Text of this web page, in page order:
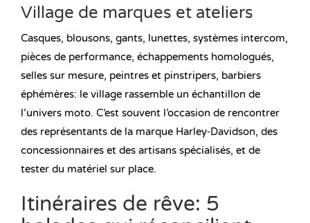
Village de marques et ateliers
Casques, blousons, gants, lunettes, systèmes intercom,
pièces de performance, échappements homologués,
selles sur mesure, peintres et pinstripers, barbiers
éphémères: le village rassemble un échantillon de
l’univers moto. C’est souvent l’occasion de rencontrer
des représentants de la marque Harley‑Davidson, des
concessionnaires et des artisans spécialisés, et de
tester du matériel sur place.
Itinéraires de rêve: 5